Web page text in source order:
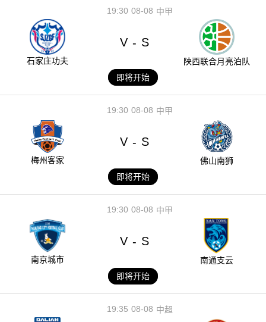
08-08
19:30 中甲
石家庄功夫
V - S
陕西联合月亮泊队
即将开始
08-08
19:30 中甲
梅州客家
V - S
佛山南狮
即将开始
08-08
19:30 中甲
南京城市
V - S
南通支云
即将开始
08-08
19:35 中超